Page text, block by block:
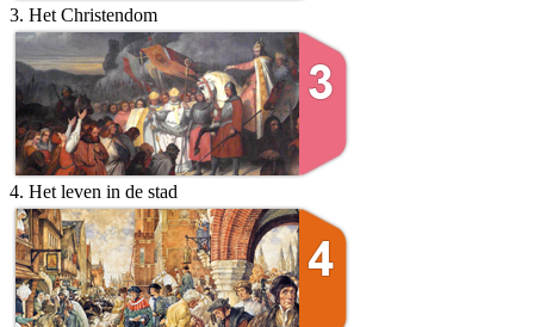
3. Het Christendom
4. Het leven in de stad